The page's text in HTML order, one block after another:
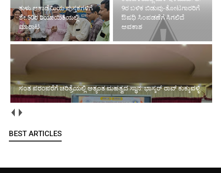
ತುಳು ಅಕಾಡೆಮಿಯ ಪುಸ್ತಕಗಳಿಗೆ
ಶೇ.50ರ ರಿಯಾಯಿತಿಯಲ್ಲಿ
ಮಾರಾಟ
9ರ ಬಳಿಕ ಬಿಡುವು-ತೋಟಗಾರರಿಗೆ
ಔಷಧಿ ಸಿಂಪಡಣೆಗೆ ಸಿಗಲಿದೆ
ಅವಕಾಶ
ಸಂತ ಪರಂಪರೆಗೆ ಚರಿತ್ರೆಯಲ್ಲಿ ಅತ್ಯಂತ ಮಹತ್ವದ ಸ್ಥಾನ: ಭಾಸ್ಕರ್ ರಾವ್ ಕುಕ್ಕುವಳ್ಳಿ
BEST ARTICLES